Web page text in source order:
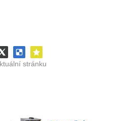
stránku